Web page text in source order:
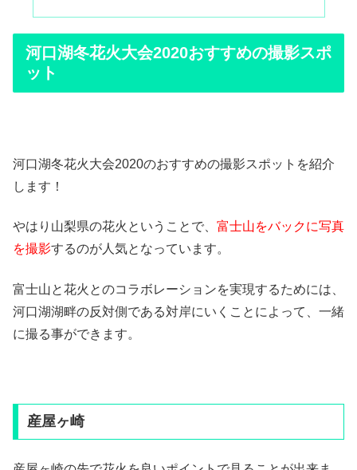
河口湖冬花火大会2020おすすめの撮影スポ
ット
河口湖冬花火大会2020のおすすめの撮影スポットを紹介
します！
やはり山梨県の花火ということで、 富士山をバックに写真
を撮影するのが人気となっています。
富士山と花火とのコラボレーションを実現するためには、
河口湖湖畔の反対側である対岸にいくことによって、一緒
に撮る事ができます。
産屋ヶ崎